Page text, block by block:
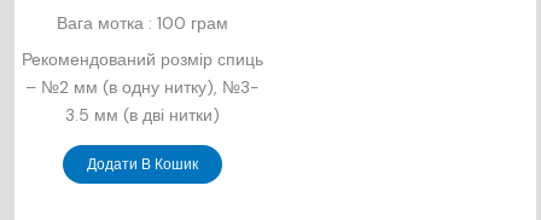
Вага мотка : 100 грам
Рекомендований розмір спиць
– №2 мм (в одну нитку), №3-
3.5 мм (в дві нитки)
Додати В Кошик